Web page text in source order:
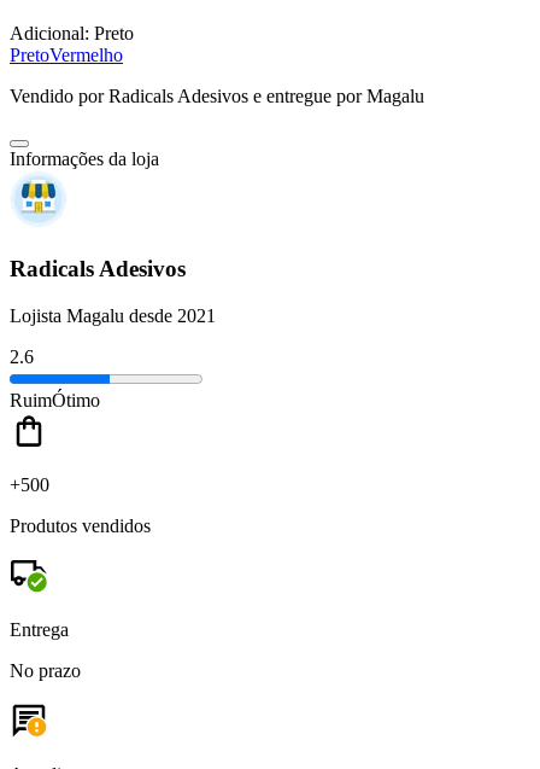
Adicional: Preto
PretoVermelho
Vendido porRadicals Adesivos e entregue por Magalu
Informações da loja
Radicals Adesivos
Lojista Magalu desde 2021
2.6
RuimÓtimo
+500
Produtos vendidos
Entrega
No prazo